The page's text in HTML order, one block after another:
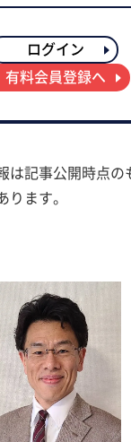
ログイン
有料会員登録へ
記事公開時点の
ます。